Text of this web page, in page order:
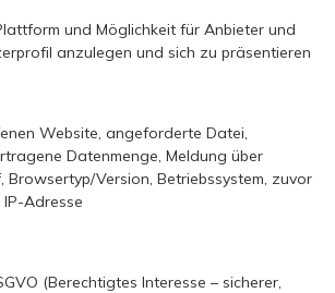
und Möglichkeit für Anbieter und
anzulegen und sich zu präsentieren
Website, angeforderte Datei,
Datenmenge, Meldung über
Browsertyp/Version, Betriebssystem, zuvor
Adresse
(Berechtigtes Interesse – sicherer,